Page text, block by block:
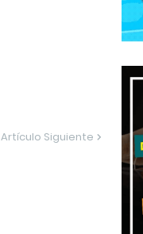
Artículo Siguiente